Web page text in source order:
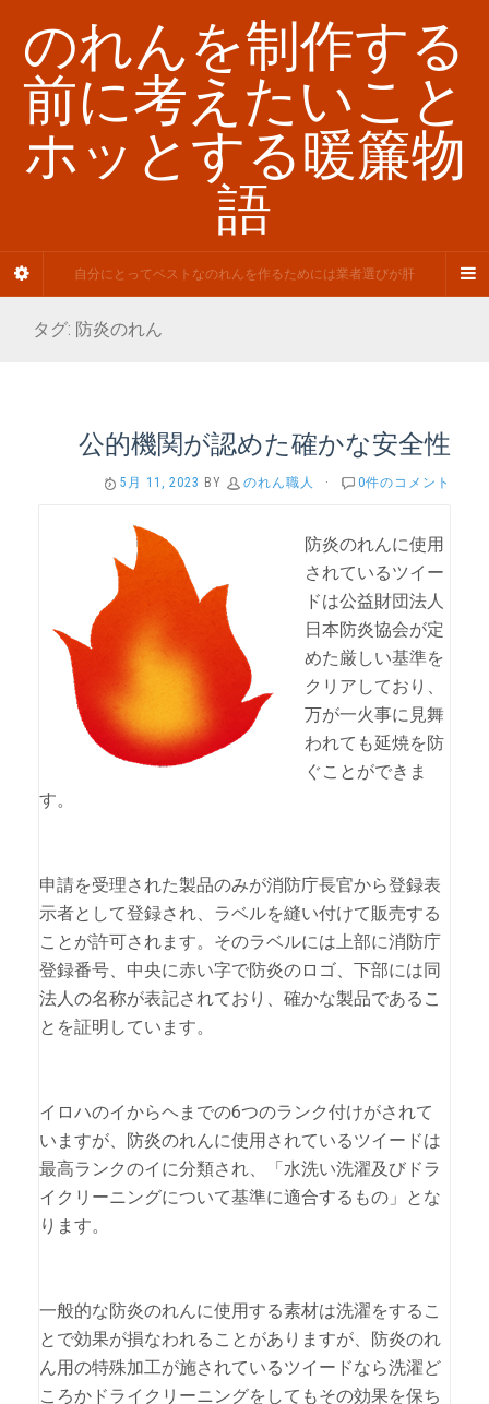
のれんを制作する
前に考えたいこと
ホッとする暖簾物
語
自分にとってベストなのれんを作るためには業者選びが肝
タグ: 防炎のれん
公的機関が認めた確かな安全性
5月 11, 2023 BY のれん職人 · 0件のコメント
防炎のれんに使用
されているツイー
ドは公益財団法人
日本防炎協会が定
めた厳しい基準を
クリアしており、
万が一火事に見舞
われても延焼を防
ぐことができま
す。
申請を受理された製品のみが消防庁長官から登録表
示者として登録され、ラベルを縫い付けて販売する
ことが許可されます。そのラベルには上部に消防庁
登録番号、中央に赤い字で防炎のロゴ、下部には同
法人の名称が表記されており、確かな製品であるこ
とを証明しています。
イロハのイからヘまでの6つのランク付けがされて
いますが、防炎のれんに使用されているツイードは
最高ランクのイに分類され、「水洗い洗濯及びドラ
イクリーニングについて基準に適合するもの」とな
ります。
一般的な防炎のれんに使用する素材は洗濯をするこ
とで効果が損なわれることがありますが、防炎のれ
ん用の特殊加工が施されているツイードなら洗濯ど
ころかドライクリーニングをしてもその効果を保ち